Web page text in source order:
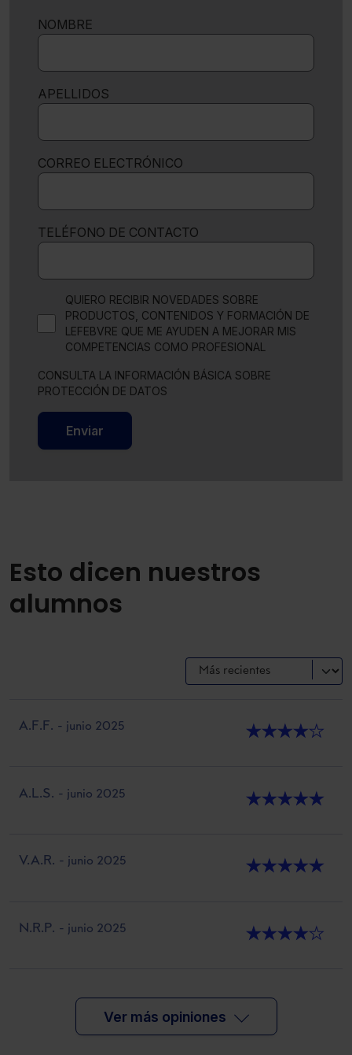
NOMBRE
APELLIDOS
CORREO ELECTRÓNICO
TELÉFONO DE CONTACTO
QUIERO RECIBIR NOVEDADES SOBRE
PRODUCTOS, CONTENIDOS Y FORMACIÓN DE
LEFEBVRE QUE ME AYUDEN A MEJORAR MIS
COMPETENCIAS COMO PROFESIONAL
CONSULTA LA INFORMACIÓN BÁSICA SOBRE
PROTECCIÓN DE DATOS
Enviar
Esto dicen nuestros
alumnos
A.F.F. - junio 2025 ★★★★★
A.L.S. - junio 2025 ★★★★★
V.A.R. - junio 2025 ★★★★★
N.R.P. - junio 2025 ★★★★★
Ver más opiniones